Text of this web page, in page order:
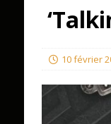
10 février